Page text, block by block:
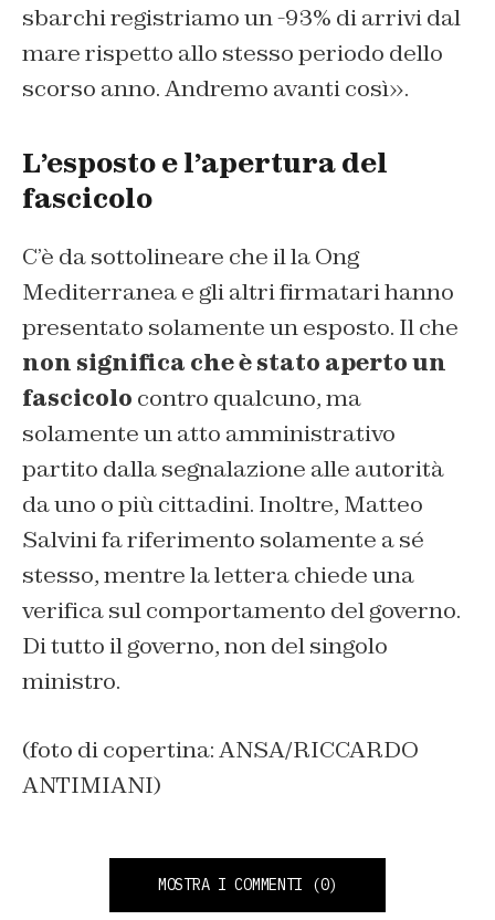
sbarchi registriamo un -93% di arrivi dal
mare rispetto allo stesso periodo dello
scorso anno. Andremo avanti così».
L’esposto e l’apertura del
fascicolo
C’è da sottolineare che il la Ong
Mediterranea e gli altri firmatari hanno
presentato solamente un esposto. Il che
non significa che è stato aperto un
fascicolo contro qualcuno, ma
solamente un atto amministrativo
partito dalla segnalazione alle autorità
da uno o più cittadini. Inoltre, Matteo
Salvini fa riferimento solamente a sé
stesso, mentre la lettera chiede una
verifica sul comportamento del governo.
Di tutto il governo, non del singolo
ministro.
(foto di copertina: ANSA/RICCARDO
ANTIMIANI)
MOSTRA I COMMENTI (0)